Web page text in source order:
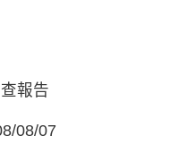
報告
08/07